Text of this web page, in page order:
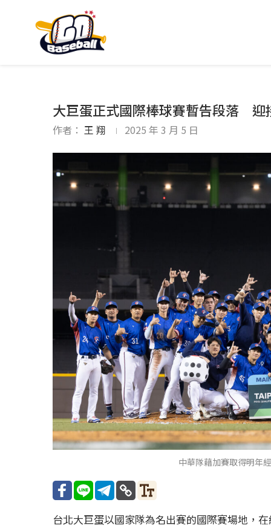
大巨蛋正式國際棒球賽暫告段落 迎
作者： 王 翔 2025 年 3 月 5 日
中華隊藉加賽取得明年
台北大巨蛋以國家隊為名出賽的國際賽場地，